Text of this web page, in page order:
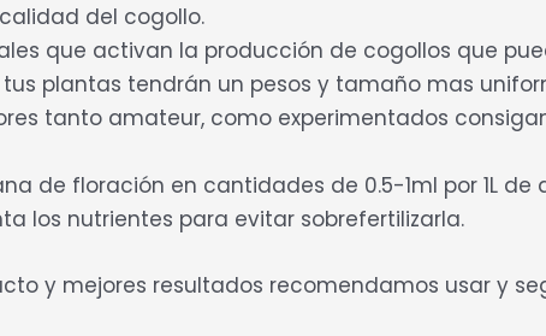
del cogollo.
que activan la producción de cogollos que
plantas tendrán un pesos y tamaño mas
tanto amateur, como experimentados
de floración en cantidades de 0.5-1ml por 1L de
los nutrientes para evitar sobrefertilizarla.
y mejores resultados recomendamos usar y